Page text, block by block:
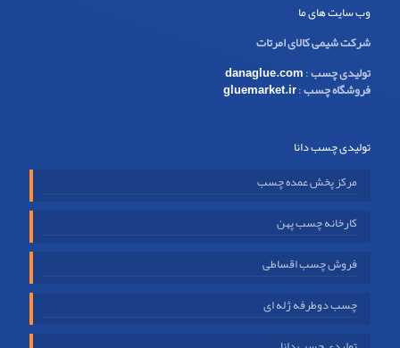
وب سایت های ما
شرکت شیمی کالای امرتات
تولیدی چسب:
danaglue.com
فروشگاه چسب:
gluemarket.ir
تولیدی چسب دانا
مرکز پخش عمده چسب
کارخانه چسب پهن
فروش چسب اقساطی
چسب دوطرفه ژله ای